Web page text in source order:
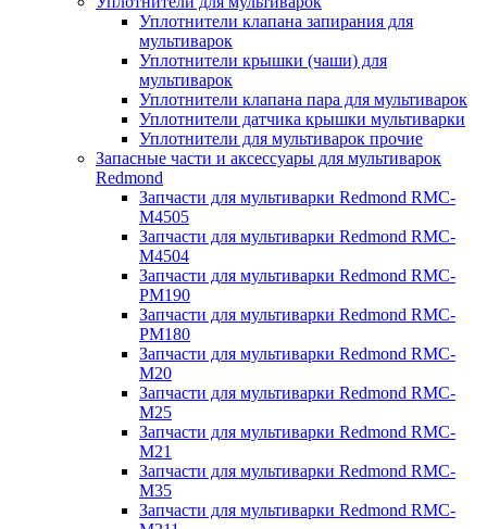
Уплотнители клапана запирания для
мультиварок
Уплотнители крышки (чаши) для
мультиварок
Уплотнители клапана пара для мультиварок
Уплотнители датчика крышки мультиварки
Уплотнители для мультиварок прочие
Запасные части и аксессуары для мультиварок
Redmond
Запчасти для мультиварки Redmond RMC-
M4505
Запчасти для мультиварки Redmond RMC-
M4504
Запчасти для мультиварки Redmond RMC-
PM190
Запчасти для мультиварки Redmond RMC-
PM180
Запчасти для мультиварки Redmond RMC-
M20
Запчасти для мультиварки Redmond RMC-
M25
Запчасти для мультиварки Redmond RMC-
M21
Запчасти для мультиварки Redmond RMC-
M35
Запчасти для мультиварки Redmond RMC-